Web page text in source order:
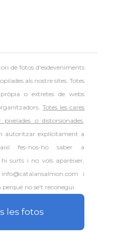
defotos d'esdeveniments
als nostre sites. Totes
o extretes de webs
Totes les cares
o distorsionades,
autoritzar explícitament a
fes-nos-ho saber a
surts i no vols aparèixer,
i
no se't reconegui.
les fotos